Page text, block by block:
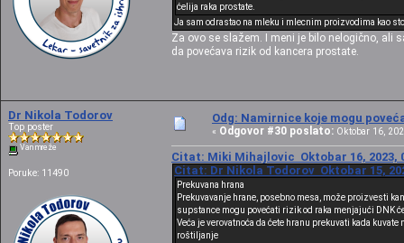
ćelija raka prostate.
Ja sam odrastao na mleku i mlecnim proizvodima kao
Za ovo se slažem. I meni je bilo nelogično, ali
da povećava rizik od kancera prostate.
Dr Nikola Todorov
Top poster
Van mreže
Poruke: 11490
Odg: Namirnice koje mogu
« Odgovor #30 poslato: Oktobar 16,
Citat: Miki Mihajlovic Oktobar 16, 2023,
Citat: Dr Nikola Todorov Oktobar 15,
Prekuvana hrana
Prekuvavanje hrane, posebno mesa, može proizvesti
supstance mogu povećati rizik od raka menjajući DNK
Veća je verovatnoća da ćete hranu prekuvati kada
roštiljanje